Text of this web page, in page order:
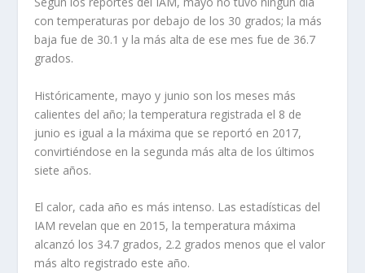
con temperaturas por debajo de los 30 grados; la más
baja fue de 30.1 y la más alta de ese mes fue de 36.7
grados.
Históricamente, mayo y junio son los meses más
calientes del año; la temperatura registrada el 8 de
junio es igual a la máxima que se reportó en 2017,
convirtiéndose en la segunda más alta de los últimos
siete años.
El calor, cada año es más intenso. Las estadísticas del
IAM revelan que en 2015, la temperatura máxima
alcanzó los 34.7 grados, 2.2 grados menos que el valor
más alto registrado este año.